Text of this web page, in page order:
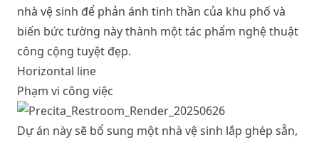
nhà vệ sinh để phản ánh tinh thần của khu phố và
biến bức tường này thành một tác phẩm nghệ thuật
công cộng tuyệt đẹp.
Horizontal line
Phạm vi công việc
Dự án này sẽ bổ sung một nhà vệ sinh lắp ghép sẵn,